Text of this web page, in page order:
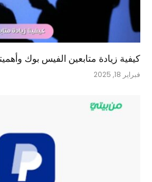
كيفية زيادة متابعين الفيس بوك وأهميتها
فبراير 18, 2025